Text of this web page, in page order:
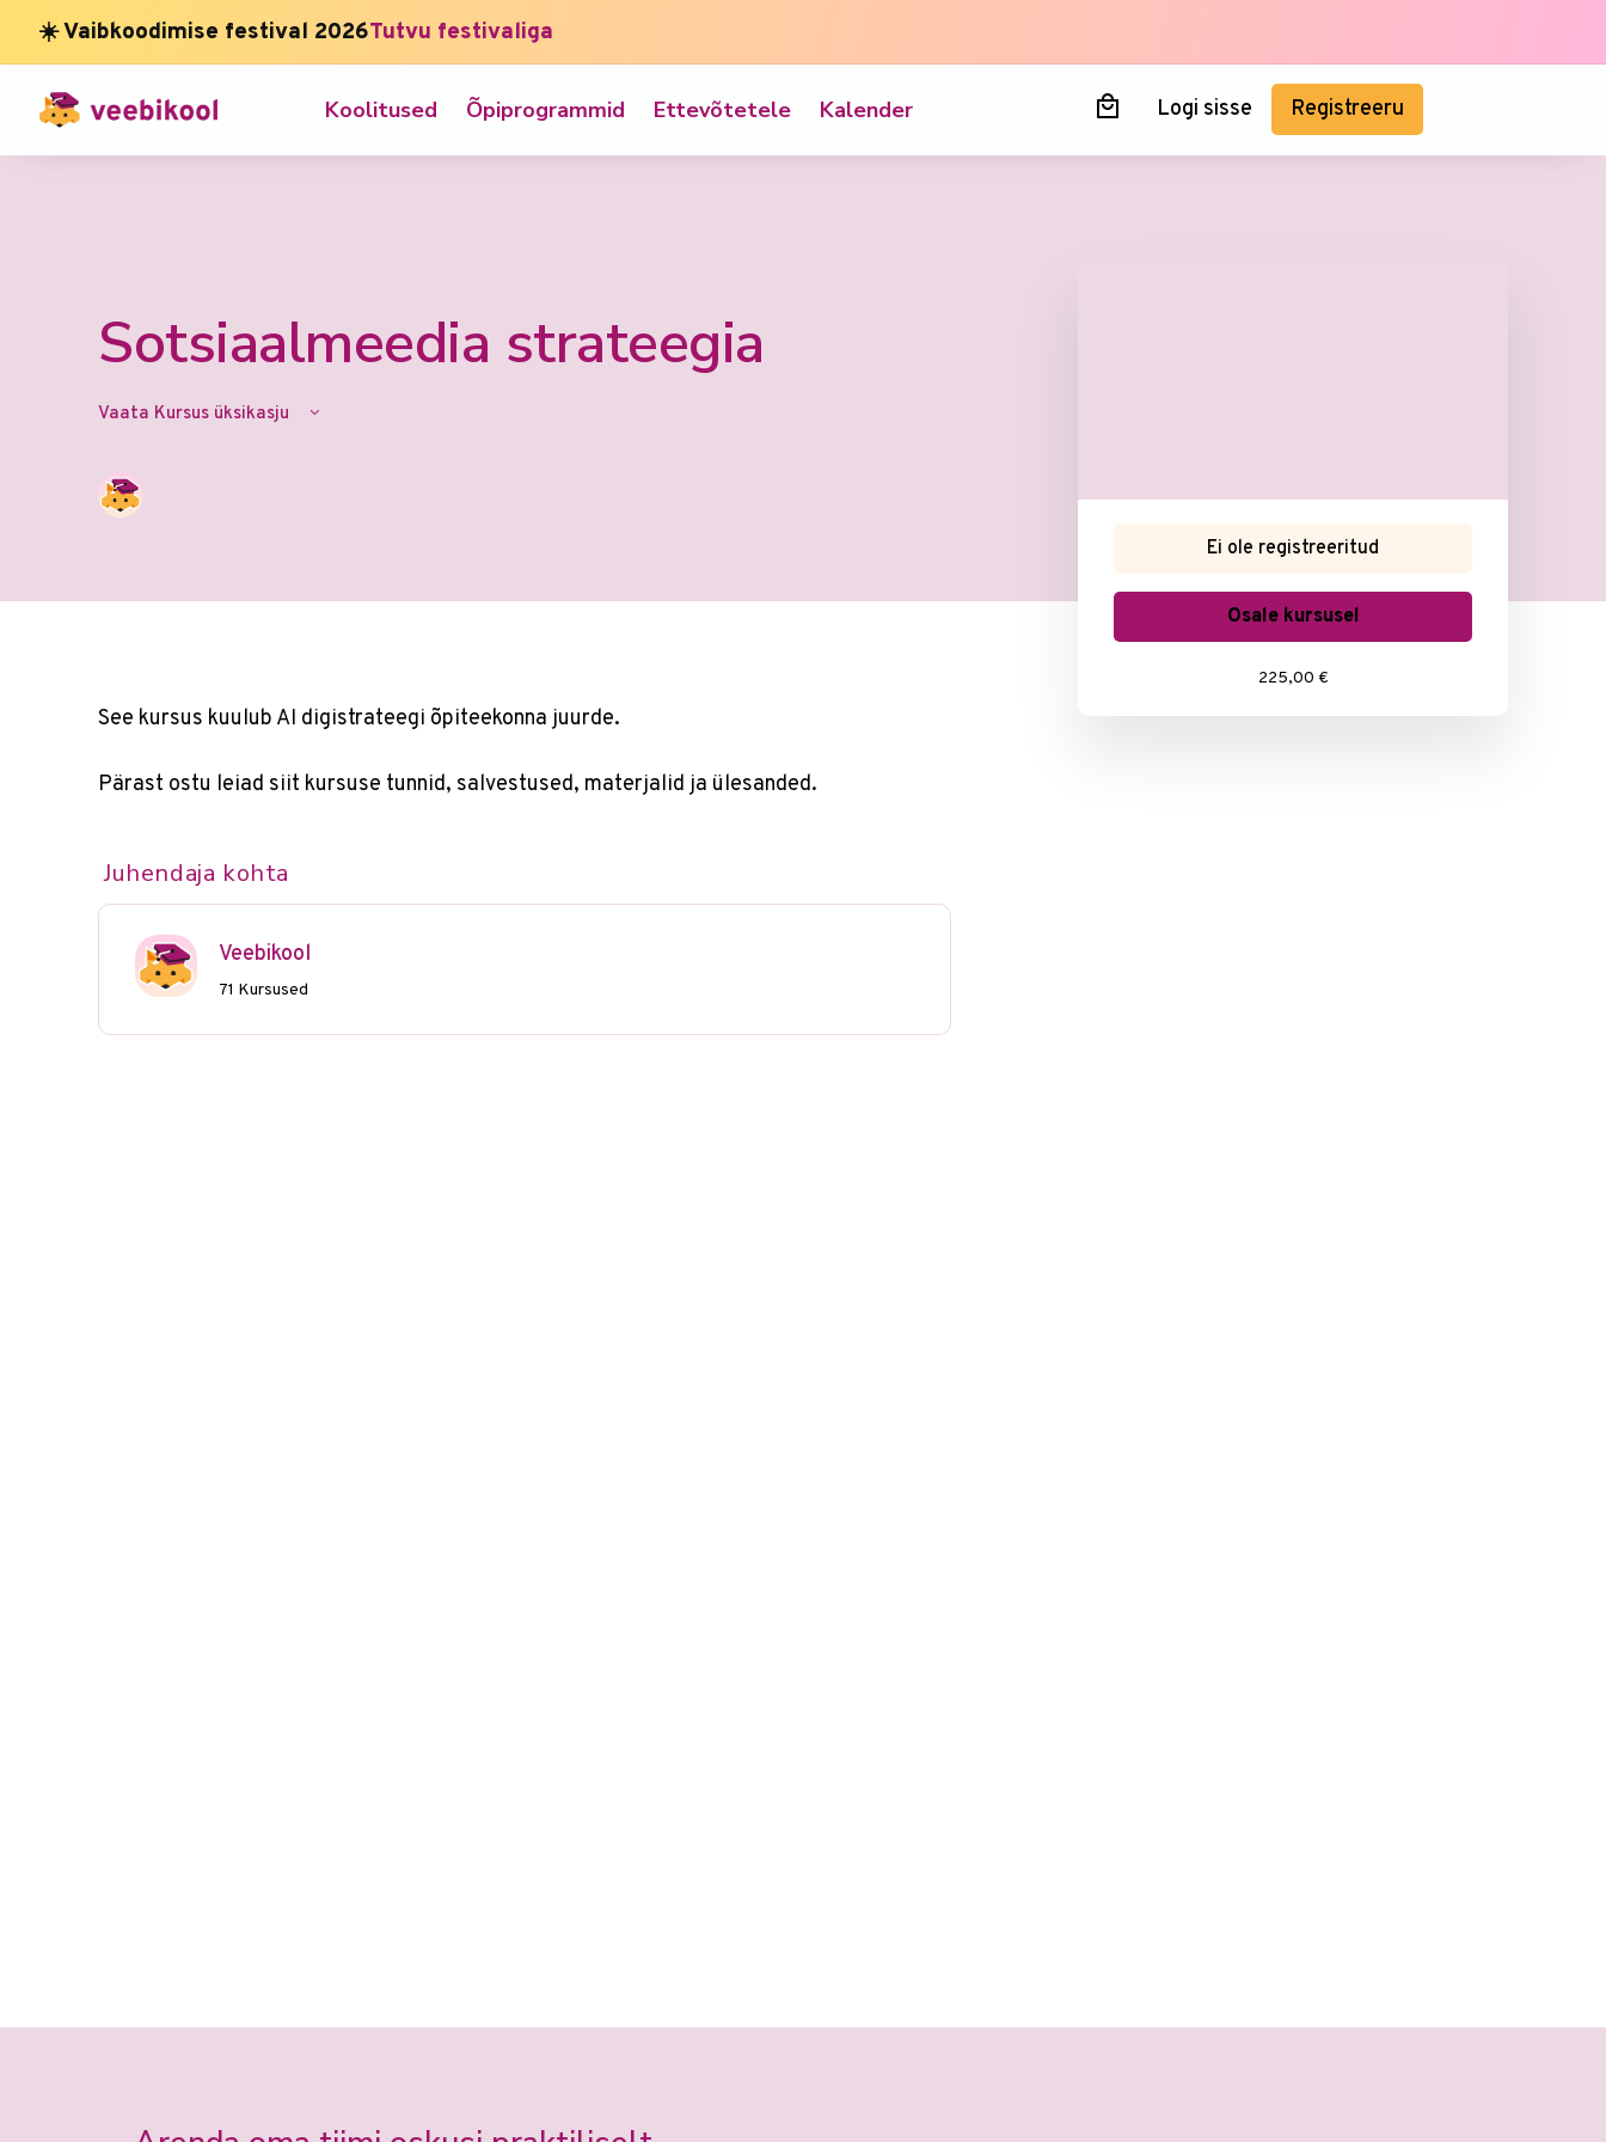
☀️ Vaibkoodimise festival 2026Tutvu festivaliga
Koolitused Õpiprogrammid Ettevõtetele Kalender Logi sisse Registreeru
Sotsiaalmeedia strateegia
Vaata Kursus üksikasju
See kursus kuulub AI digistrateegi õpiteekonna juurde.
Pärast ostu leiad siit kursuse tunnid, salvestused, materjalid ja ülesanded.
Juhendaja kohta
Veebikool
71 Kursused
Ei ole registreeritud
Osale kursusel
225,00 €